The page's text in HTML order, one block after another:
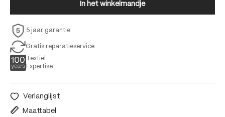
In het winkelmandje
5 jaar garantie
Gratis reparatieservice
Textiel
Expertise
Verlanglijst
Maattabel